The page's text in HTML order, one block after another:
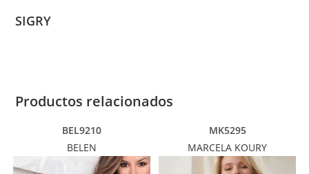
SIGRY
Productos relacionados
BEL9210
BELEN
MK5295
MARCELA KOURY